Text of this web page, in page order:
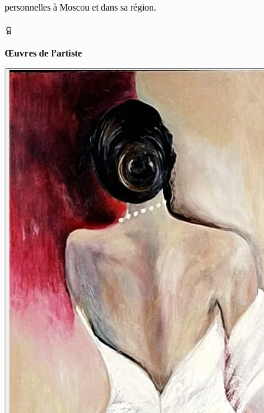
personnelles à Moscou et dans sa région.
Œuvres de l’artiste